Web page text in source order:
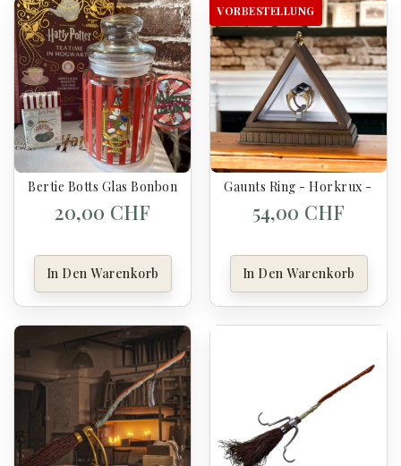
Bertie Botts Glas Bonbonglas - Harry Potter
20,00 CHF
In Den Warenkorb
VORBESTELLUNG
Gaunts Ring - Horkrux -
54,00 CHF
In Den Warenkorb